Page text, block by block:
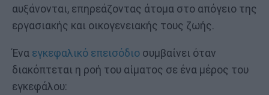
αυξάνονται, επηρεάζοντας άτομα στο απόγειο της
εργασιακής και οικογενειακής τους ζωής.
Ένα εγκεφαλικό επεισόδιο συμβαίνει όταν
διακόπτεται η ροή του αίματος σε ένα μέρος του
εγκεφάλου: